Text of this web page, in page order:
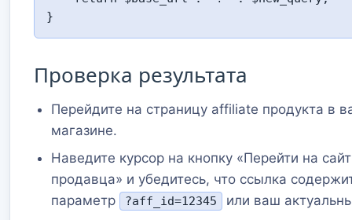
}
Проверка результата
Перейдите на страницу affiliate продукта в
магазине.
Наведите курсор на кнопку «Перейти на сайт
продавца» и убедитесь, что ссылка
параметр
?aff_id=12345 или ваш